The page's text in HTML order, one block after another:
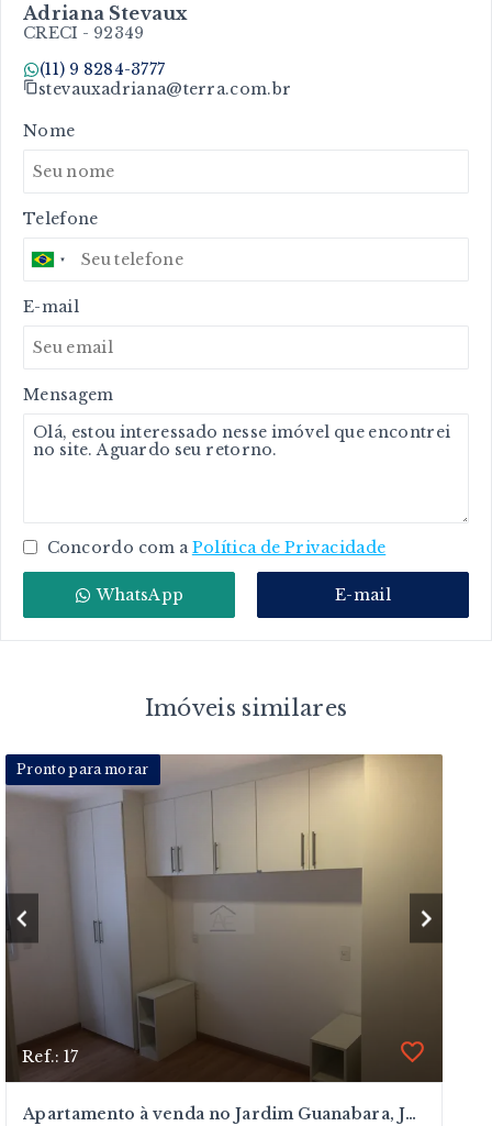
Adriana Stevaux
CRECI - 92349
(11) 9 8284-3777
stevauxadriana@terra.com.br
Nome
Telefone
E-mail
Mensagem
Concordo com a Política de Privacidade
WhatsApp E-mail
Imóveis similares
Pronto para morar
Ref.: 17
Apartamento à venda no Jardim Guanabara, Jundiaí/SP